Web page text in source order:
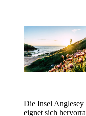
Die Insel Anglesey
eignet sich